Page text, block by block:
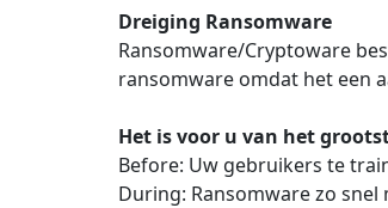
Dreiging Ransomware
Ransomware/Cryptoware
ransomware omdat het een
Het is voor u van het
Before: Uw gebruikers te
During: Ransomware zo